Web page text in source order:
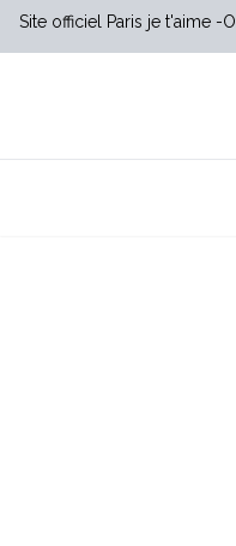
Site officiel Paris je t'aime